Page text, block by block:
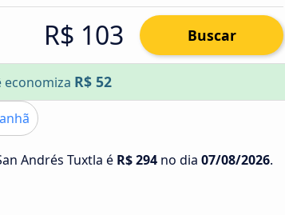
R$ 103 Buscar
economiza R$ 52
Andrés Tuxtla é R$ 294 no dia 07/08/2026.